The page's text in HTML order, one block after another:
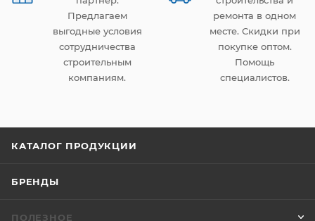
Предлагаем
выгодные условия
сотрудничества
строительным
компаниям.
ремонта в одном
месте. Скидки при
покупке оптом.
Помощь
специалистов.
КАТАЛОГ ПРОДУКЦИИ
БРЕНДЫ
ПОЛЕЗНОЕ